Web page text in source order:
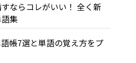
ならコレがいい！ 全く新
集
帳7選と単語の覚え方をプ